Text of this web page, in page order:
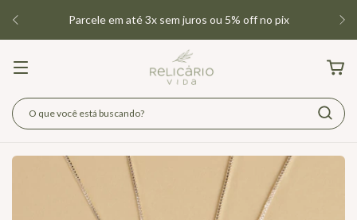
Parcele em até 3x sem juros ou 5% off no pix